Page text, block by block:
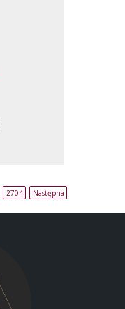
2704 Następna